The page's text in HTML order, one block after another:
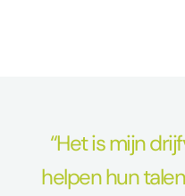
“Het is mijn
helpen hun